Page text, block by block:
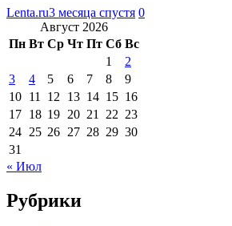
Lenta.ru3 месяца спустя 0
Август 2026
Пн Вт Ср Чт Пт Сб Вс
1
2
3
4 5 6 7 8
9
10 11 12 13 14 15 16
17 18 19 20 21 22 23
24 25 26 27 28 29 30
31
« Июл
Рубрики